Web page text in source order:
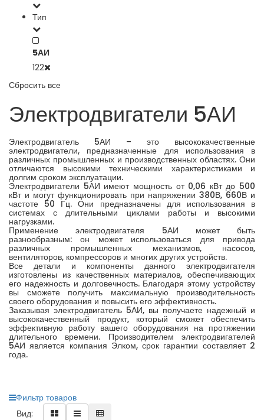
Тип
5АИ
122
Сбросить все
Электродвигатели 5АИ
Электродвигатель 5АИ – это высококачественные
электродвигатели, предназначенные для использования в
различных промышленных и производственных областях. Они
отличаются высокими техническими характеристиками и
долгим сроком эксплуатации.
Электродвигатели 5АИ имеют мощность от 0,06 кВт до 500
кВт и могут функционировать при напряжении 380В, 660В и
частоте 50 Гц. Они предназначены для использования в
системах с длительными циклами работы и высокими
нагрузками.
Применение электродвигателя 5АИ может быть
разнообразным: он может использоваться для привода
различных промышленных механизмов, насосов,
вентиляторов, компрессоров и многих других устройств.
Все детали и компоненты данного электродвигателя
изготовлены из качественных материалов, обеспечивающих
его надежность и долговечность. Благодаря этому устройству
вы сможете получить максимальную производительность
своего оборудования и повысить его эффективность.
Заказывая электродвигатель 5АИ, вы получаете надежный и
высококачественный продукт, который сможет обеспечить
эффективную работу вашего оборудования на протяжении
длительного времени. Производителем электродвигателей
5АИ является компания Элком, срок гарантии составляет 2
года.
Фильтр товаров
Вид: